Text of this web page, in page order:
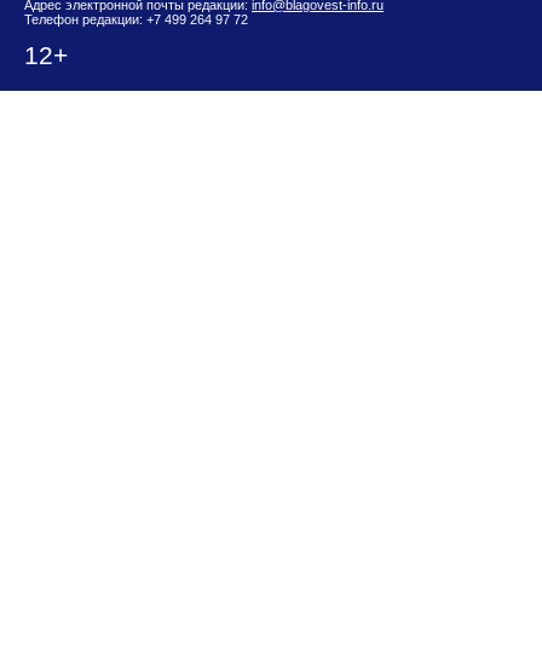
Адрес электронной почты редакции: info@blagovest-info.ru
Телефон редакции: +7 499 264 97 72
12+